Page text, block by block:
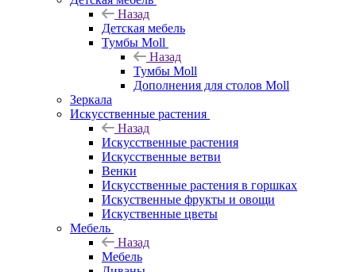
Назад
Детская мебель
Тумбы Moll
Назад
Тумбы Moll
Дополнения для столов Moll
Зеркала
Искусственные растения
Назад
Искусственные растения
Искусственные ветви
Венки
Искусственные растения в горшках
Искуственные фрукты и овощи
Искуственные цветы
Мебель
Назад
Мебель